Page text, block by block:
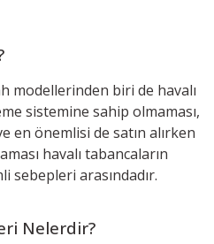
modellerinden biri de havalı
sistemine sahip olmaması,
en önemlisi de satın alırken
havalı tabancaların
sebepleri arasındadır.
Nelerdir?